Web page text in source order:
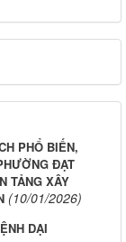
PHỔ BIẾN,
ĐẠT
TẢNG XÂY
(10/01/2026)
DẠI